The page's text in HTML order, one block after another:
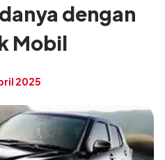
dengan
Mobil
2025